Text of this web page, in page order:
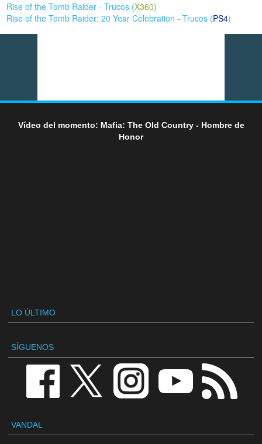
Rise of the Tomb Raider - Trucos (X360)
Rise of the Tomb Raider: 20 Year Celebration - Trucos (PS4)
Vídeo del momento: Mafia: The Old Country - Hombre de
Honor
LO ÚLTIMO
SÍGUENOS
VANDAL